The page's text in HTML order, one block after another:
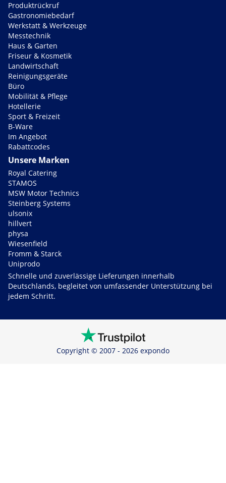
Produktrückruf
Gastronomiebedarf
Werkstatt & Werkzeuge
Messtechnik
Haus & Garten
Friseur & Kosmetik
Landwirtschaft
Reinigungsgeräte
Büro
Mobilität & Pflege
Hotellerie
Sport & Freizeit
B-Ware
Im Angebot
Rabattcodes
Unsere Marken
Royal Catering
STAMOS
MSW Motor Technics
Steinberg Systems
ulsonix
hillvert
physa
Wiesenfield
Fromm & Starck
Uniprodo
Schnelle und zuverlässige Lieferungen innerhalb
Deutschlands, begleitet von umfassender Unterstützung bei
jedem Schritt.
Copyright © 2007 - 2026 expondo